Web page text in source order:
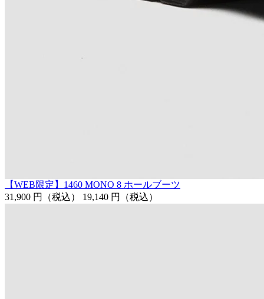
【WEB限定】1460 MONO 8 ホールブーツ
31,900 円
（税込） 19,140 円 （税込）